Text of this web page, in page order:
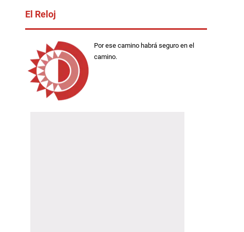
El Reloj
Por ese camino habrá seguro en el
camino.